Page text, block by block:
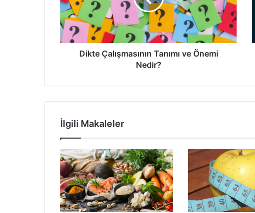
Nedir?
Dikte Çalışmasının Tanımı ve Önemi
Nedir?
İlgili Makaleler